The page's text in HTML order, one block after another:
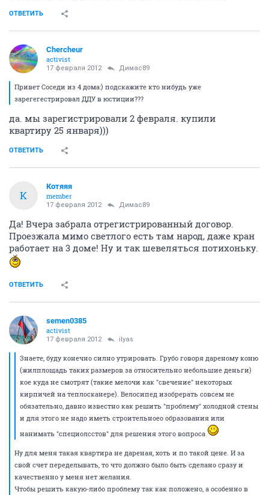
ОТВЕТИТЬ
Сhercheur
activist
17 февраля 2012 Димас89
Привет Соседи из 4 дома:) подскажите кто нибудь уже
зарегегестрировал ДДУ в юстиции???
да. мы зарегистрировали 2 февраля. купили
квартиру 25 января)))
ОТВЕТИТЬ
К
Котяяя
member
17 февраля 2012 Димас89
Да! Вчера забрала отрегистрированный договор.
Проезжала мимо светлого есть там народ, даже кран
работает на 3 доме! Ну и так шевеляться потихоньку.
ОТВЕТИТЬ
semen0385
activist
17 февраля 2012 ilyas
Знаете, буду конечно силно утрировать. Грубо говоря дареному коню
(жилплощадь таких размеров за относительно небольшие деньги)
кое куда не смотрят (такие мелочи как "свечение" некоторых
кирпичей на теплосканере). Велосипед изобрерать совсем не
обязательно, давно известно как решить "проблему" холодной стены
и для этого не надо иметь строительноео образования или
нанимать "специолсстов" для решения этого вопроса
Ну для меня такая квартира не дареная, хоть и по такой цене. И за
свой счет переделывать, то что должно было быть сделано сразу и
качественно у меня нет желания.
Чтобы решить какую-либо проблему так как положено, а особенно в